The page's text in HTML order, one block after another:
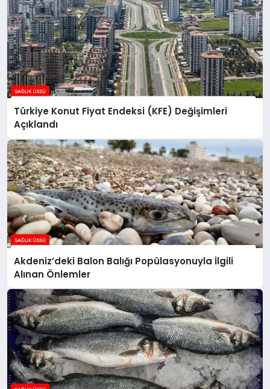
Türkiye Konut Fiyat Endeksi (KFE) Değişimleri
Açıklandı
Akdeniz’deki Balon Balığı Popülasyonuyla İlgili
Alınan Önlemler